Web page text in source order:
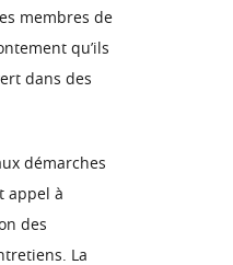
membres de
qu’ils
dans des
démarches
appel à
des
La